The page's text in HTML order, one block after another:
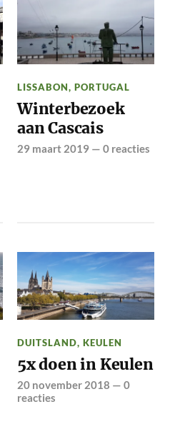
LISSABON,PORTUGAL
Winterbezoek
aan Cascais
29 maart 2019 —0 reacties
DUITSLAND,KEULEN
5x doen in Keulen
20 november 2018 —0
reacties